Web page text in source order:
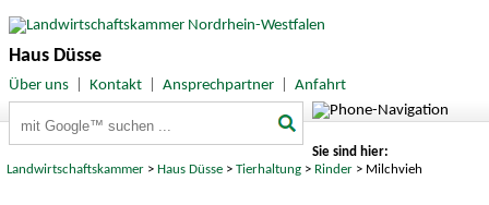
Haus Düsse
Über uns| Kontakt| Ansprechpartner| Anfahrt
Sie sind hier:
Landwirtschaftskammer > Haus Düsse >Tierhaltung > Rinder > Milchvieh